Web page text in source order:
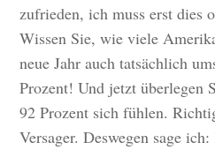
zufrieden, ich muss erst dies
Wissen Sie, wie viele
neue Jahr auch tatsächlich
Prozent! Und jetzt überlegen
92 Prozent sich fühlen.
Versager. Deswegen sage